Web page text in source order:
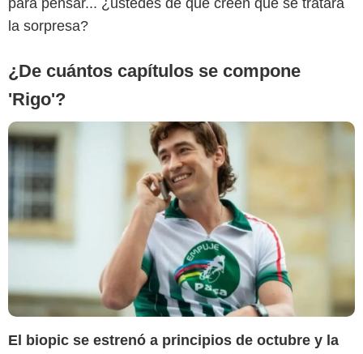
para pensar... ¿ustedes de qué creen que se tratará
la sorpresa?
¿De cuántos capítulos se compone
'Rigo'?
El biopic se estrenó a principios de octubre y la